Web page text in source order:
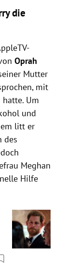
die
Oprah
Mutter
mit
Um
und
litt er
des
Meghan
Hilfe